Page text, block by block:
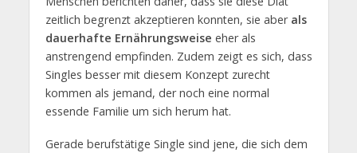
zeitlich begrenzt akzeptieren konnten, sie aber als
dauerhafte Ernährungsweise eher als
anstrengend empfinden. Zudem zeigt es sich, dass
Singles besser mit diesem Konzept zurecht
kommen als jemand, der noch eine normal
essende Familie um sich herum hat.
Gerade berufstätige Single sind jene, die sich dem